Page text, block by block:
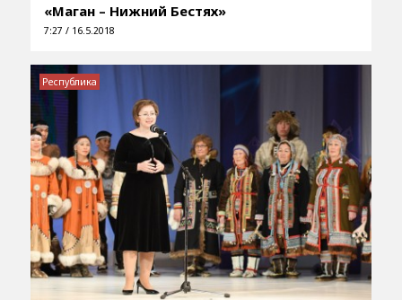
«Маган – Нижний Бестях»
7:27 / 16.5.2018
Республика